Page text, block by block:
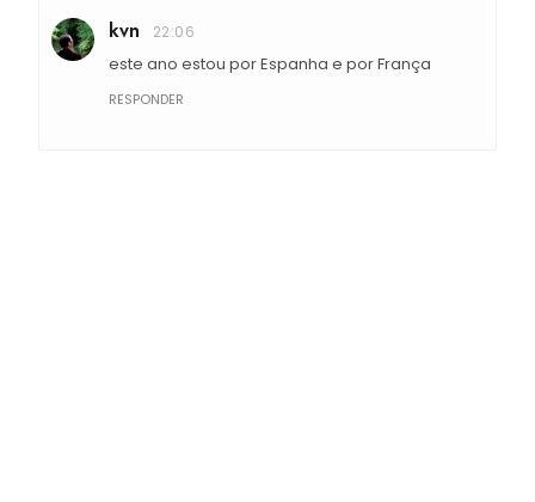
kvn 22:06
este ano estou por Espanha e por França
RESPONDER